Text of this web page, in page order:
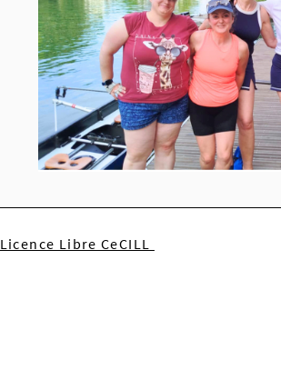
Libre CeCILL